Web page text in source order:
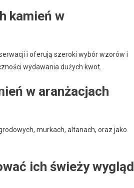
kamień w
i oferują szeroki wybór wzorów i
wydawania dużych kwot.
w aranżacjach
murkach, altanach, oraz jako
ich świeży wygląd